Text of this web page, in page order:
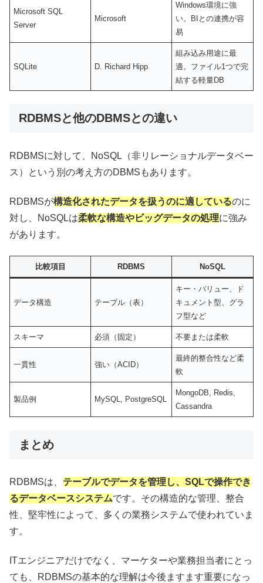
Microsoft SQL
Server
Microsoft
Windows環境に強
い。BIとの連携が容
易
SQLite D. Richard Hipp
組み込み用途に最
適。ファイル1つで完
結する軽量DB
RDBMSと他のDBMSとの違い
RDBMSに対して、NoSQL（非リレーショナルデータベー
ス）という別の考え方のDBMSもあります。
RDBMSが構造化されたデータを扱うのに適しているのに
対し、NoSQLは柔軟な構造やビッグデータの処理に強み
があります。
比較項目 RDBMS NoSQL
データ構造 テーブル（表）
キー・バリュー、ド
キュメント型、グラ
フ型など
スキーマ 必須（固定） 不要または柔軟
一貫性 強い（ACID）
最終的整合性など柔
軟
製品例 MySQL, PostgreSQL
MongoDB, Redis,
Cassandra
まとめ
RDBMSは、 テーブルでデータを管理し、SQLで操作でき
るデータベースシステムです。その構造的な管理、整合
性、堅牢性によって、多くの業務システムで使われていま
す。
ITエンジニアだけでなく、マーケターや業務担当者にとっ
ても、RDBMSの基本的な理解は今後ますます重要になっ